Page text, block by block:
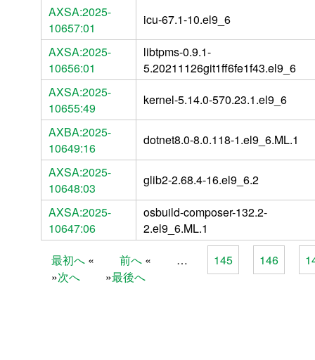
AXSA:2025-
10657:01
icu-67.1-10.el9_6
AXSA:2025-
10656:01
libtpms-0.9.1-
5.20211126git1ff6fe1f43.el9_6
AXSA:2025-
10655:49
kernel-5.14.0-570.23.1.el9_6
AXBA:2025-
10649:16
dotnet8.0-8.0.118-1.el9_6.ML.1
AXSA:2025-
10648:03
glib2-2.68.4-16.el9_6.2
AXSA:2025-
10647:06
osbuild-composer-132.2-
2.el9_6.ML.1
Pages
最初へ 前へ … 145 146
次へ
最後へ